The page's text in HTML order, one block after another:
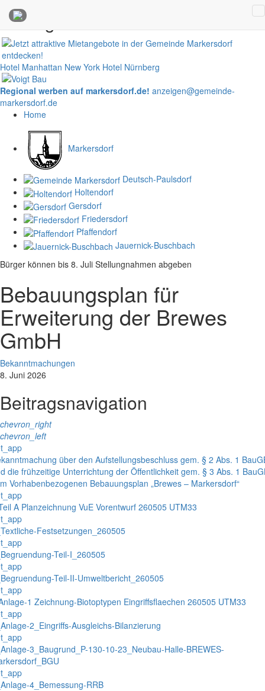
Anzeigen
Hotel Manhattan New York Hotel Nürnberg
Regional werben auf markersdorf.de! anzeigen@gemeinde-
markersdorf.de
Home
Markersdorf
Deutsch-Paulsdorf
Holtendorf
Gersdorf
Friedersdorf
Pfaffendorf
Jauernick-Buschbach
Bürger können bis 8. Juli Stellungnahmen abgeben
Bebauungsplan für
Erweiterung der Brewes
GmbH
Bekanntmachungen
8. Juni 2026
Beitragsnavigation
chevron_right
chevron_left
über den Aufstellungsbeschluss gem. § 2 Abs. 1
die frühzeitige Unterrichtung der Öffentlichkeit gem. § 3 Abs. 1
Vorhabenbezogenen Bebauungsplan „Brewes – Markersdorf“
A Planzeichnung VuE Vorentwurf 260505 UTM33
Festsetzungen_260505
Teil-I_260505
Teil-II-Umweltbericht_260505
1 Zeichnung-Biotoptypen Eingriffsflaechen 260505 UTM33
2_Eingriffs-Ausgleichs-Bilanzierung
3_Baugrund_P-130-10-23_Neubau-Halle-BREWES-
4_Bemessung-RRB